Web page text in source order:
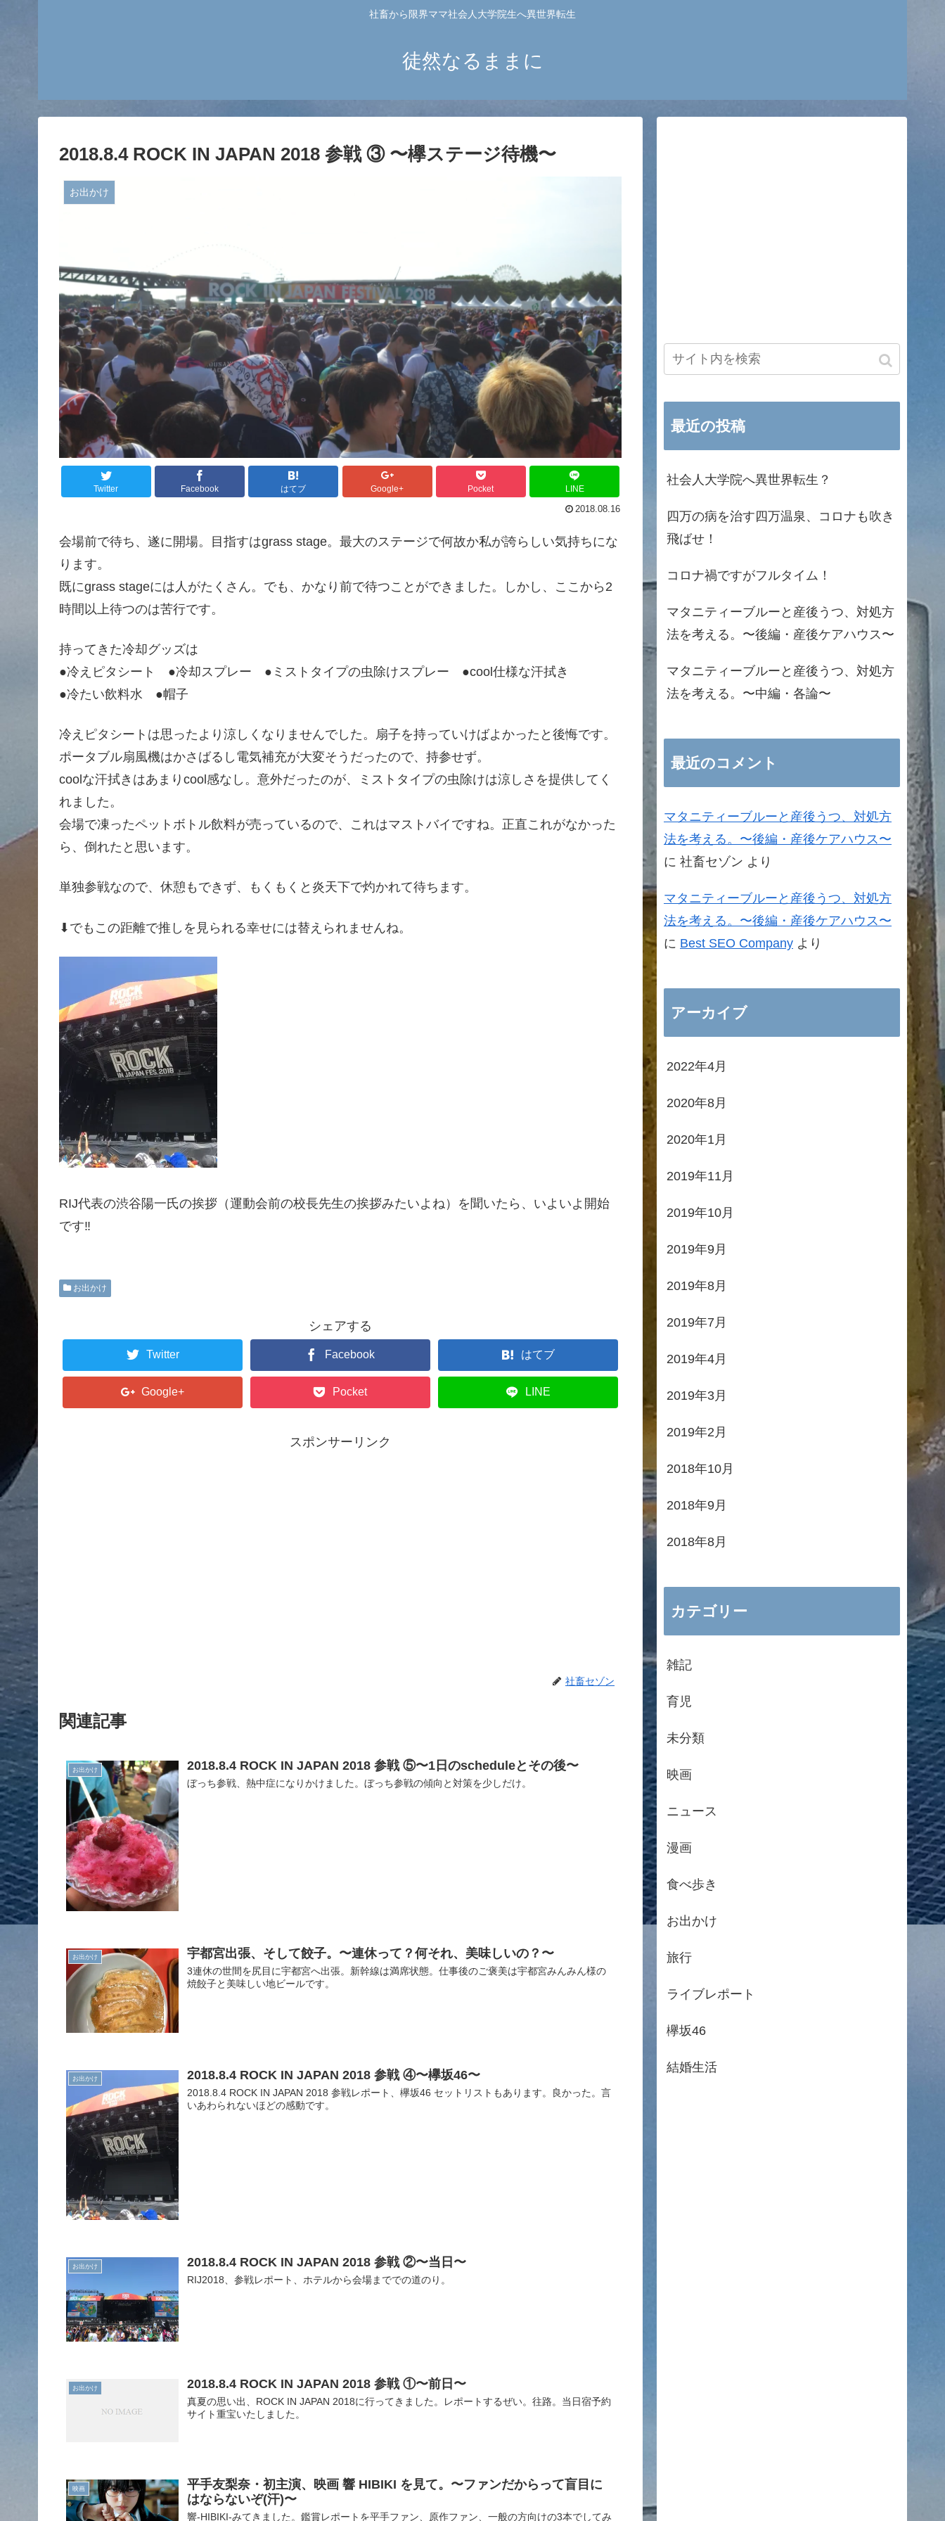
社畜から限界ママ社会人大学院生へ異世界転生
徒然なるままに
2018.8.4 ROCK IN JAPAN 2018 参戦 ③ 〜欅ステージ待機〜
お出かけ
Twitter Facebook はてブ Google+ Pocket LINE
2018.08.16
会場前で待ち、遂に開場。目指すはgrass stage。最大のステージで何故か私が誇らしい気持ちにな
ります。
既にgrass stageには人がたくさん。でも、かなり前で待つことができました。しかし、ここから2
時間以上待つのは苦行です。
持ってきた冷却グッズは
●冷えピタシート ●冷却スプレー ●ミストタイプの虫除けスプレー ●cool仕様な汗拭き
●冷たい飲料水 ●帽子
冷えピタシートは思ったより涼しくなりませんでした。扇子を持っていけばよかったと後悔です。
ポータブル扇風機はかさばるし電気補充が大変そうだったので、持参せず。
coolな汗拭きはあまりcool感なし。意外だったのが、ミストタイプの虫除けは涼しさを提供してく
れました。
会場で凍ったペットボトル飲料が売っているので、これはマストバイですね。正直これがなかった
ら、倒れたと思います。
単独参戦なので、休憩もできず、もくもくと炎天下で灼かれて待ちます。
⬇︎でもこの距離で推しを見られる幸せには替えられませんね。
RIJ代表の渋谷陽一氏の挨拶（運動会前の校長先生の挨拶みたいよね）を聞いたら、いよいよ開始
です‼️
お出かけ
シェアする
Twitter Facebook はてブ
Google+ Pocket LINE
スポンサーリンク
社畜セゾン
関連記事
お出かけ 2018.8.4 ROCK IN JAPAN 2018 参戦 ⑤〜1日のscheduleとその後〜
ぼっち参戦、熱中症になりかけました。ぼっち参戦の傾向と対策を少しだけ。
お出かけ 宇都宮出張、そして餃子。〜連休って？何それ、美味しいの？〜
3連休の世間を尻目に宇都宮へ出張。新幹線は満席状態。仕事後のご褒美は宇都宮みんみん様の
焼餃子と美味しい地ビールです。
お出かけ 2018.8.4 ROCK IN JAPAN 2018 参戦 ④〜欅坂46〜
2018.8.4 ROCK IN JAPAN 2018 参戦レポート、欅坂46 セットリストもあります。良かった。言
いあわられないほどの感動です。
お出かけ 2018.8.4 ROCK IN JAPAN 2018 参戦 ②〜当日〜
RIJ2018、参戦レポート、ホテルから会場まででの道のり。
お出かけ 2018.8.4 ROCK IN JAPAN 2018 参戦 ①〜前日〜
真夏の思い出、ROCK IN JAPAN 2018に行ってきました。レポートするぜい。往路。当日宿予約
サイト重宝いたしました。
映画
平手友梨奈・初主演、映画 響 HIBIKI を見て。〜ファンだからって盲目に
はならないぞ(汗)〜
響-HIBIKI-みてきました。鑑賞レポートを平手ファン、原作ファン、一般の方向けの3本でしてみ
最近の投稿
社会人大学院へ異世界転生？
四万の病を治す四万温泉、コロナも吹き
飛ばせ！
コロナ禍ですがフルタイム！
マタニティーブルーと産後うつ、対処方
法を考える。〜後編・産後ケアハウス〜
マタニティーブルーと産後うつ、対処方
法を考える。〜中編・各論〜
最近のコメント
マタニティーブルーと産後うつ、対処方
法を考える。〜後編・産後ケアハウス〜
に 社畜セゾン より
マタニティーブルーと産後うつ、対処方
法を考える。〜後編・産後ケアハウス〜
に Best SEO Company より
アーカイブ
2022年4月
2020年8月
2020年1月
2019年11月
2019年10月
2019年9月
2019年8月
2019年7月
2019年4月
2019年3月
2019年2月
2018年10月
2018年9月
2018年8月
カテゴリー
雑記
育児
未分類
映画
ニュース
漫画
食べ歩き
お出かけ
旅行
ライブレポート
欅坂46
結婚生活